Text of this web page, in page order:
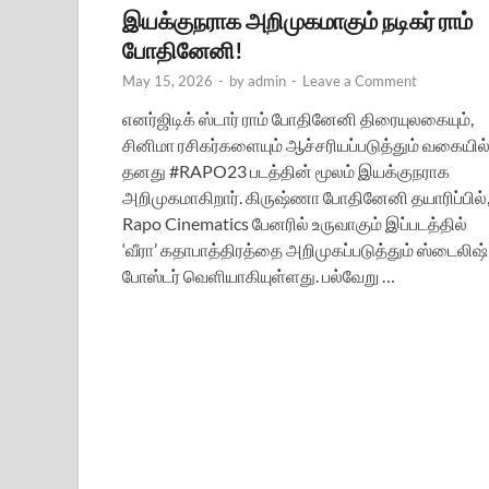
இயக்குநராக அறிமுகமாகும் நடிகர் ராம்
போதினேனி!
May 15, 2026 - byadmin - Leave a Comment
எனர்ஜிடிக் ஸ்டார் ராம் போதினேனி திரையுலகையும்,
சினிமா ரசிகர்களையும் ஆச்சரியப்படுத்தும்
தனது #RAPO23 படத்தின் மூலம் இயக்குநராக
அறிமுகமாகிறார். கிருஷ்ணா போதினேனி தயாரிப்பில்,
Rapo Cinematics பேனரில் உருவாகும் இப்படத்தில்
‘வீரா’ கதாபாத்திரத்தை அறிமுகப்படுத்தும் ஸ்டைலிஷ்
போஸ்டர் வெளியாகியுள்ளது. பல்வேறு …